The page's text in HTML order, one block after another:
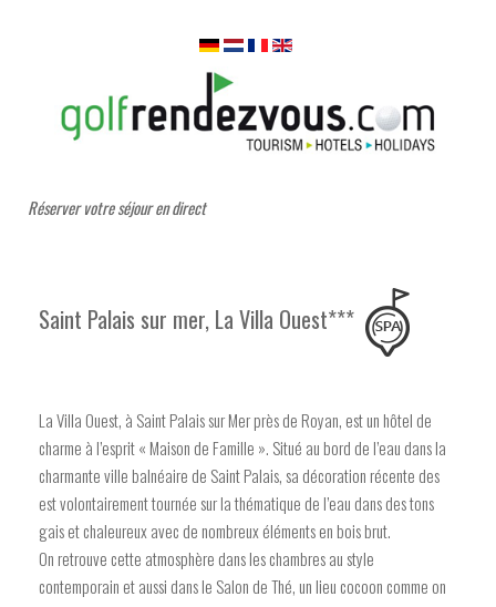
Réserver votre séjour en direct
Saint Palais sur mer, La Villa Ouest***
La Villa Ouest, à Saint Palais sur Mer près de Royan, est un hôtel de
charme à l’esprit « Maison de Famille ». Situé au bord de l’eau dans la
charmante ville balnéaire de Saint Palais, sa décoration récente des
est volontairement tournée sur la thématique de l’eau dans des tons
gais et chaleureux avec de nombreux éléments en bois brut.
On retrouve cette atmosphère dans les chambres au style
contemporain et aussi dans le Salon de Thé, un lieu cocoon comme on